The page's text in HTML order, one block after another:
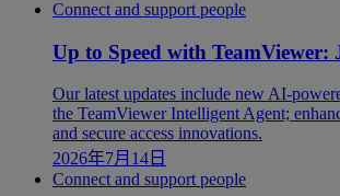
Connect and support people
Up to Speed with TeamViewer:
Our latest updates include new AI-
the TeamViewer Intelligent Agent;
and secure access innovations.
2026年7月14日
Connect and support people